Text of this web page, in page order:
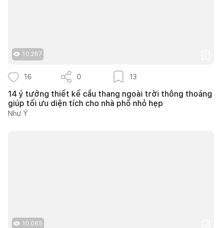
10.267
16 0 13
14 ý tưởng thiết kế cầu thang ngoài trời thông thoáng
giúp tối ưu diện tích cho nhà phố nhỏ hẹp
Như Ý
10.065